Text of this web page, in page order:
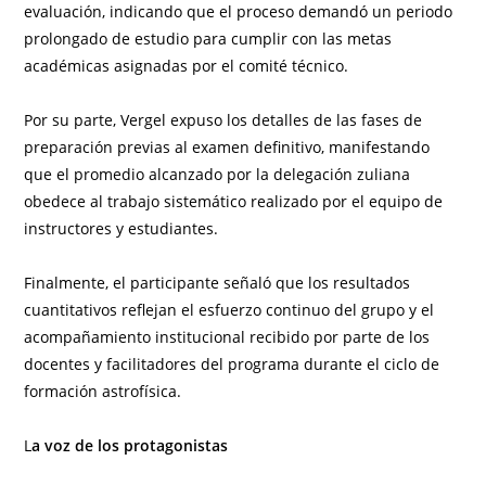
evaluación, indicando que el proceso demandó un periodo
prolongado de estudio para cumplir con las metas
académicas asignadas por el comité técnico.
Por su parte, Vergel expuso los detalles de las fases de
preparación previas al examen definitivo, manifestando
que el promedio alcanzado por la delegación zuliana
obedece al trabajo sistemático realizado por el equipo de
instructores y estudiantes.
Finalmente, el participante señaló que los resultados
cuantitativos reflejan el esfuerzo continuo del grupo y el
acompañamiento institucional recibido por parte de los
docentes y facilitadores del programa durante el ciclo de
formación astrofísica.
La voz de los protagonistas